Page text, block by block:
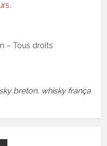
– Tous droits
breton, whisky frança